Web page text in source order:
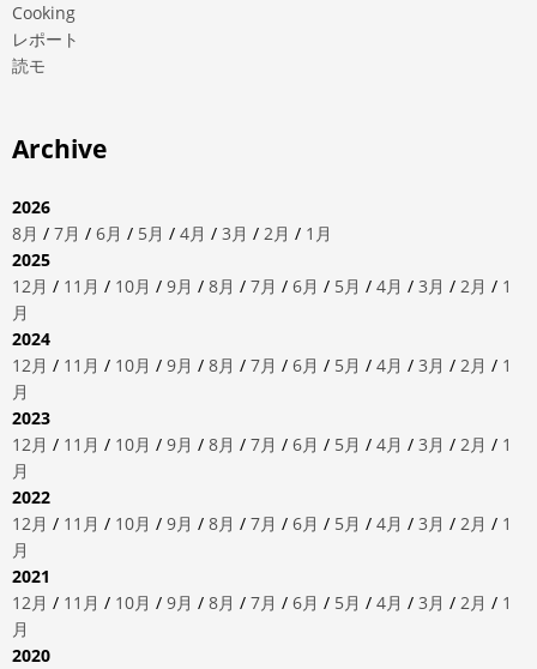
Cooking
レポート
読モ
Archive
2026
8月 / 7月 / 6月 / 5月 / 4月 / 3月 / 2月 / 1月
2025
12月 / 11月 / 10月 / 9月 / 8月 / 7月 / 6月 / 5月 / 4月 / 3月 / 2月 / 1
月
2024
12月 / 11月 / 10月 / 9月 / 8月 / 7月 / 6月 / 5月 / 4月 / 3月 / 2月 / 1
月
2023
12月 / 11月 / 10月 / 9月 / 8月 / 7月 / 6月 / 5月 / 4月 / 3月 / 2月 / 1
月
2022
12月 / 11月 / 10月 / 9月 / 8月 / 7月 / 6月 / 5月 / 4月 / 3月 / 2月 / 1
月
2021
12月 / 11月 / 10月 / 9月 / 8月 / 7月 / 6月 / 5月 / 4月 / 3月 / 2月 / 1
月
2020